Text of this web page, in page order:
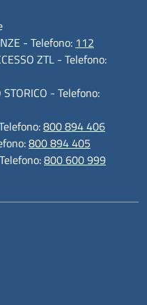
- Telefono: 112
ZTL - Telefono:
STORICO - Telefono:
800 894 406
800 894 405
800 600 999